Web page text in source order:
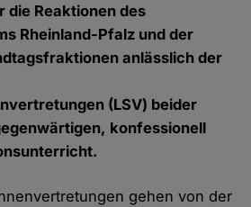
die Reaktionen des
Rheinland-Pfalz und der
anlässlich der
(LSV) beider
konfessionell
gehen von der